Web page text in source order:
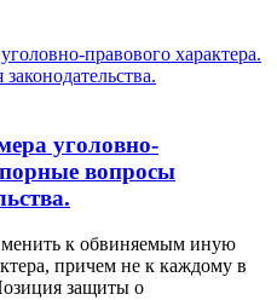
уголовно-
вопросы
к обвиняемым иную
причем не к каждому в
защиты о